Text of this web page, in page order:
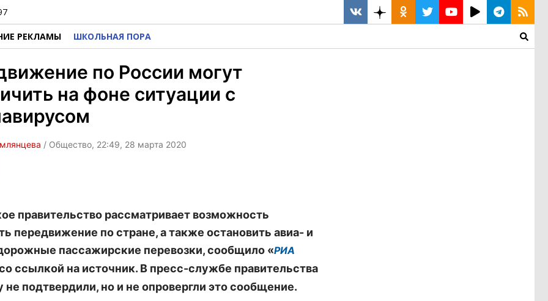
РЕКЛАМЫ ШКОЛЬНАЯ ПОРА
по России могут
на фоне ситуации с
/ Общество, 22:49, 28 марта 2020
правительство рассматривает возможность
передвижение по стране, а также остановить авиа- и
пассажирские перевозки, сообщило «РИА
ссылкой на источник. В пресс-службе правительства
не подтвердили, но и не опровергли это сообщение.